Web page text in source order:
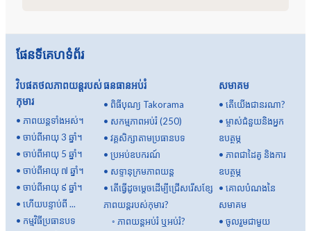
ផែនទីគេហទំព័រ
វិបផតថលភាពយន្តរបស់
កុមារ
• ភាពយន្តទាំងអស់។
• ចាប់ពីអាយុ 3 ឆ្នាំ។
• ចាប់ពីអាយុ 5 ឆ្នាំ។
• ចាប់ពីអាយុ ៧ ឆ្នាំ។
• ចាប់ពីអាយុ ៩ ឆ្នាំ។
• ហើយបន្ទាប់ពី ...
• កម្មវិធីប្រធានបទ
ធនធានអប់រំ
• ពិធីបុណ្យ Takorama
• សកម្មភាពអប់រំ (250)
• វគ្គសិក្សាតាមប្រធានបទ
• ប្រអប់ឧបករណ៍
• សទ្ទានុក្រមភាពយន្ត
• តើធ្វើដូចម្តេចដើម្បីជ្រើសរើសខ្សែ
ភាពយន្តរបស់កុមារ?
◦ ភាពយន្តអប់រំ ឬអប់រំ?
សមាគម
•តើយើងជានរណា?
•ម្ចាស់ជំនួយនិងអ្នក
ឧបត្ថម្ភ
•ភាពជាដៃគូ និងការ
ឧបត្ថម្ភ
•គោលបំណងនៃ
សមាគម
•ចូលរួមជាមួយ